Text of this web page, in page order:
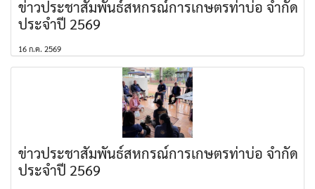
ข่าวประชาสัมพันธ์สหกรณ์การเกษตรท่าบ่อ จำกัด
ประจำปี 2569
16 ก.ค. 2569
ข่าวประชาสัมพันธ์สหกรณ์การเกษตรท่าบ่อ จำกัด
ประจำปี 2569